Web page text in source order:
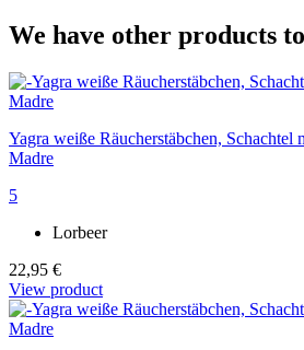
We have other products
Yagra weiße Räucherstäbchen, Schachtel
Madre
5
Lorbeer
22,95 €
View product